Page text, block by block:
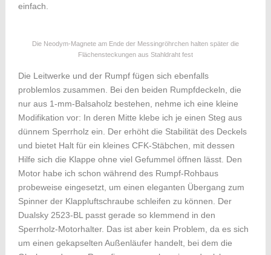
einfach.
Die Neodym-Magnete am Ende der Messingröhrchen halten später die
Flächensteckungen aus Stahldraht fest
Die Leitwerke und der Rumpf fügen sich ebenfalls
problemlos zusammen. Bei den beiden Rumpfdeckeln, die
nur aus 1-mm-Balsaholz bestehen, nehme ich eine kleine
Modifikation vor: In deren Mitte klebe ich je einen Steg aus
dünnem Sperrholz ein. Der erhöht die Stabilität des Deckels
und bietet Halt für ein kleines CFK-Stäbchen, mit dessen
Hilfe sich die Klappe ohne viel Gefummel öffnen lässt. Den
Motor habe ich schon während des Rumpf-Rohbaus
probeweise eingesetzt, um einen eleganten Übergang zum
Spinner der Klappluftschraube schleifen zu können. Der
Dualsky 2523-BL passt gerade so klemmend in den
Sperrholz-Motorhalter. Das ist aber kein Problem, da es sich
um einen gekapselten Außenläufer handelt, bei dem die